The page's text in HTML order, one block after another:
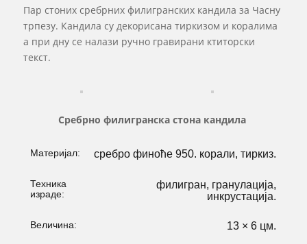
Пар стоних сребрних филигранских кандила за Часну
трпезу. Кандила су декорисана тиркизом и коралима
а при дну се налази ручно гравирани ктиторски
текст.
Сребрно филигранска стона кандила
Материјал: сребро финоће 950. корали, тиркиз.
Техника
израде:
филигран, гранулација,
инкрустација.
Величина: 13 × 6 цм.